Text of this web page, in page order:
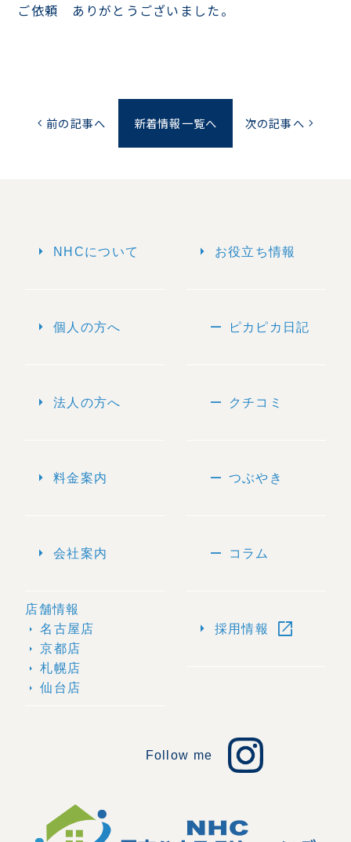
ご依頼 ありがとうございました。
chevron_left 前の記事へ 新着情報一覧へ 次の記事へ chevron_right
arrow_right NHCについて
arrow_right 個人の方へ
arrow_right 法人の方へ
arrow_right 料金案内
arrow_right 会社案内
店舗情報
arrow_right 名古屋店
arrow_right 京都店
arrow_right 札幌店
arrow_right 仙台店
arrow_right お役立ち情報
remove ピカピカ日記
remove クチコミ
remove つぶやき
remove コラム
arrow_right 採用情報 open_in_new
Follow me